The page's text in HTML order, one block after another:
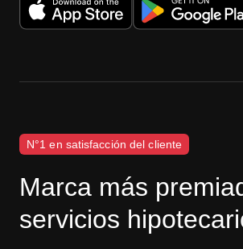
N°1 en satisfacción del cliente
Marca más
servicios